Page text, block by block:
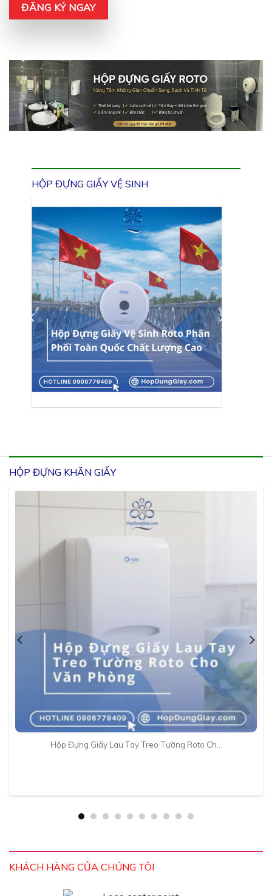
ĐĂNG KÝ NGAY
HỘP ĐỰNG GIẤY VỆ SINH
HỘP ĐỰNG KHĂN GIẤY
Hộp Đựng Giấy Lau Tay Treo Tường Roto Ch…
KHÁCH HÀNG CỦA CHÚNG TÔI